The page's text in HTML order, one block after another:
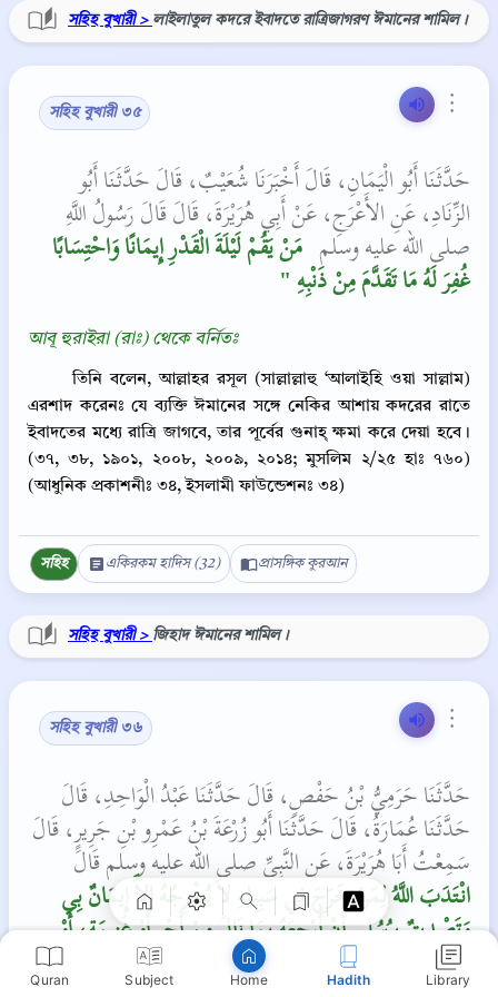
Quran Subject Home Hadith Library
সহিহ বুখারী > লাইলাতুল কদরে ইবাদতে রাত্রিজাগরণ ঈমানের শামিল।
⋮
সহিহ বুখারী ৩৫
حَدَّثَنَا أَبُو الْيَمَانِ، قَالَ أَخْبَرَنَا شُعَيْبٌ، قَالَ حَدَّثَنَا أَبُو
الزِّنَادِ، عَنِ الأَعْرَجِ، عَنْ أَبِي هُرَيْرَةَ، قَالَ قَالَ رَسُولُ اللَّهِ
صلى الله عليه وسلم ‏
‏ مَنْ يَقُمْ لَيْلَةَ الْقَدْرِ إِيمَانًا وَاحْتِسَابًا
غُفِرَ لَهُ مَا تَقَدَّمَ مِنْ ذَنْبِهِ ‏"
আবূ হুরাইরা (রাঃ) থেকে বর্নিতঃ
তিনি বলেন, আল্লাহর রসূল (সাল্লাল্লাহু ‘আলাইহি ওয়া সাল্লাম)
এরশাদ করেনঃ যে ব্যক্তি ঈমানের সঙ্গে নেকির আশায় কদরের রাতে
ইবাদতের মধ্যে রাত্রি জাগবে, তার পূর্বের গুনাহ্‌ ক্ষমা করে দেয়া হবে।
(৩৭, ৩৮, ১৯০১, ২০০৮, ২০০৯, ২০১৪; মুসলিম ২/২৫ হাঃ ৭৬০)
(আধুনিক প্রকাশনীঃ ৩৪, ইসলামী ফাউন্ডেশনঃ ৩৪)
সহিহ একিরকম হাদিস (32) প্রাসঙ্গিক কুরআন
সহিহ বুখারী > জিহাদ ঈমানের শামিল।
⋮
সহিহ বুখারী ৩৬
حَدَّثَنَا حَرَمِيُّ بْنُ حَفْصٍ، قَالَ حَدَّثَنَا عَبْدُ الْوَاحِدِ، قَالَ
حَدَّثَنَا عُمَارَةُ، قَالَ حَدَّثَنَا أَبُو زُرْعَةَ بْنُ عَمْرِو بْنِ جَرِيرٍ، قَالَ
سَمِعْتُ أَبَا هُرَيْرَةَ، عَنِ النَّبِيِّ صلى الله عليه وسلم قَالَ ‏
انْتَدَبَ اللَّهُ لِمَنْ خَرَجَ فِي سَبِيلِهِ لاَ يُخْرِجُهُ إِلاَّ إِيمَانٌ بِي
وَتَصْدِيقٌ بِرُسُلِي أَنْ أُرْجِعَهُ بِمَا نَالَ مِنْ أَجْرٍ أَوْ غَنِيمَةٍ، أَوْ
أُدْخِلَهُ الْجَنَّةَ، وَلَوْلاَ أَنْ أَشُقَّ عَلَى أُمَّتِي مَا قَعَدْتُ خَلْفَ
Copy